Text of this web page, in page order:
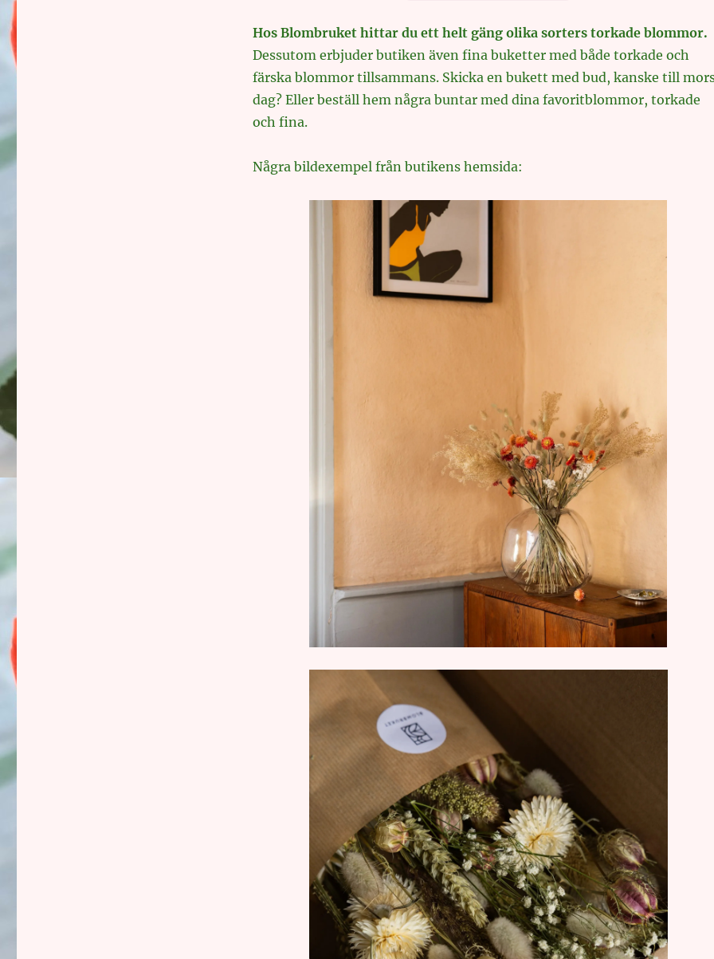
Hos Blombruket hittar du ett helt gäng olika sorters torkade blommor.
Dessutom erbjuder butiken även fina buketter med både torkade och
färska blommor tillsammans. Skicka en bukett med bud, kanske till
dag? Eller beställ hem några buntar med dina favoritblommor, torkade
och fina.
Några bildexempel från butikens hemsida: